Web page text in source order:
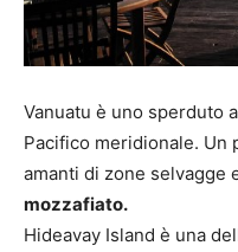
Vanuatu è uno sperduto
Pacifico meridionale. Un
amanti di zone selvagge
mozzafiato.
Hideavay Island è una